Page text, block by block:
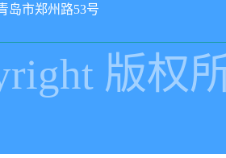
岛市郑州路53号
版权